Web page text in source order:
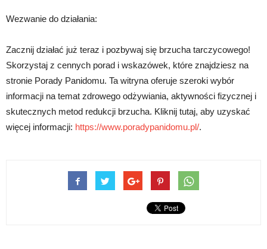
Wezwanie do działania:
Zacznij działać już teraz i pozbywaj się brzucha tarczycowego!
Skorzystaj z cennych porad i wskazówek, które znajdziesz na
stronie Porady Panidomu. Ta witryna oferuje szeroki wybór
informacji na temat zdrowego odżywiania, aktywności fizycznej i
skutecznych metod redukcji brzucha. Kliknij tutaj, aby uzyskać
więcej informacji: https://www.poradypanidomu.pl/.